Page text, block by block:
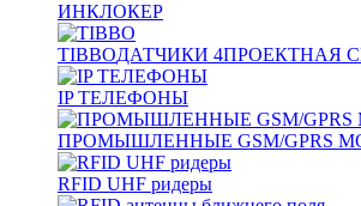
ИНКЛОКЕР
TIBBOДАТЧИКИ 4ПРОЕКТНАЯ
IP ТЕЛЕФОНЫ
ПРОМЫШЛЕННЫЕ GSM/GPRS
RFID UHF ридеры